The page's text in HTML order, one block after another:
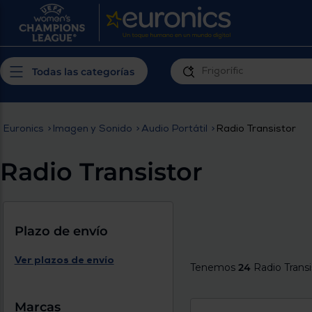
Personaliza tu
ti y con mejor plazo de entrega
Todas las categorías
Euronics > Imagen y Sonido >Audio Portátil > Radio Transistor
Radio Transistor
Plazo de envío
Ver plazos de envío
Marcas
Tenemos 24 Radio